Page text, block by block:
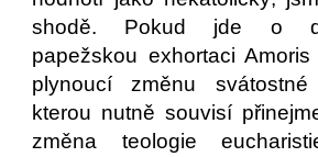
shodě. Pokud jde o
papežskou exhortaci
plynoucí změnu
kterou nutně souvisí
změna teologie